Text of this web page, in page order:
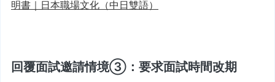
明書｜日本職場文化（中日雙語）
回覆面試邀請情境③：要求面試時間改期